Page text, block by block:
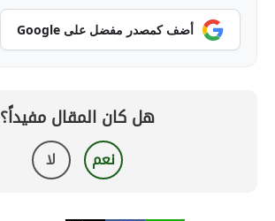
أضف كمصدر مفضل على Google
هل كان المقال مفيداً؟
نعم لا